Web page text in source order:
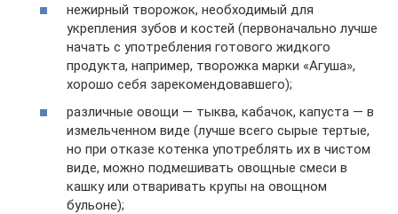
нежирный творожок, необходимый для
укрепления зубов и костей (первоначально лучше
начать с употребления готового жидкого
продукта, например, творожка марки «Агуша»,
хорошо себя зарекомендовавшего);
различные овощи — тыква, кабачок, капуста — в
измельченном виде (лучше всего сырые тертые,
но при отказе котенка употреблять их в чистом
виде, можно подмешивать овощные смеси в
кашку или отваривать крупы на овощном
бульоне);